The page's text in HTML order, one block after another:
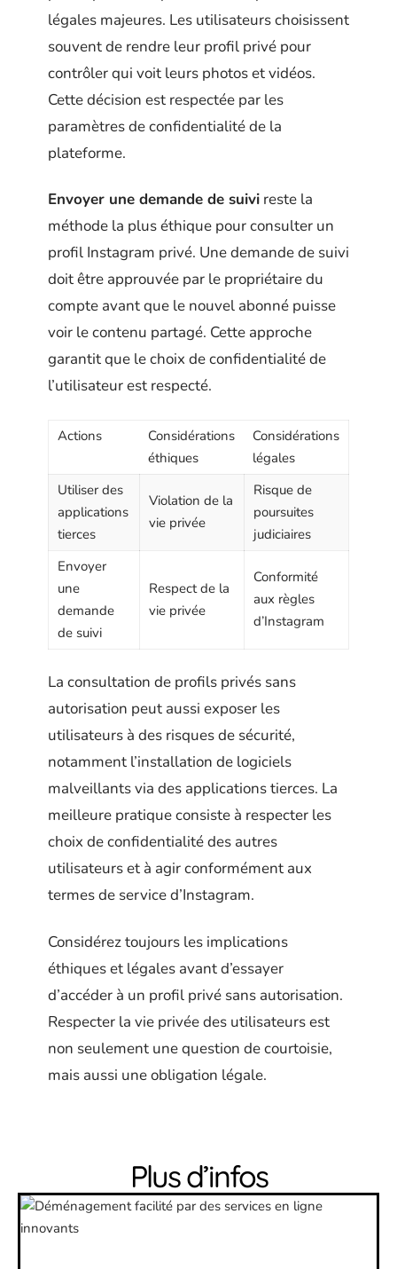
légales majeures. Les utilisateurs choisissent
souvent de rendre leur profil privé pour
contrôler qui voit leurs photos et vidéos.
Cette décision est respectée par les
paramètres de confidentialité de la
plateforme.
Envoyer une demande de suivi reste la
méthode la plus éthique pour consulter un
profil Instagram privé. Une demande de suivi
doit être approuvée par le propriétaire du
compte avant que le nouvel abonné puisse
voir le contenu partagé. Cette approche
garantit que le choix de confidentialité de
l’utilisateur est respecté.
Actions
Considérations
éthiques
Considérations
légales
Utiliser des
applications
tierces
Violation de la
vie privée
Risque de
poursuites
judiciaires
Envoyer
une
demande
de suivi
Respect de la
vie privée
Conformité
aux règles
d’Instagram
La consultation de profils privés sans
autorisation peut aussi exposer les
utilisateurs à des risques de sécurité,
notamment l’installation de logiciels
malveillants via des applications tierces. La
meilleure pratique consiste à respecter les
choix de confidentialité des autres
utilisateurs et à agir conformément aux
termes de service d’Instagram.
Considérez toujours les implications
éthiques et légales avant d’essayer
d’accéder à un profil privé sans autorisation.
Respecter la vie privée des utilisateurs est
non seulement une question de courtoisie,
mais aussi une obligation légale.
Plus d’infos